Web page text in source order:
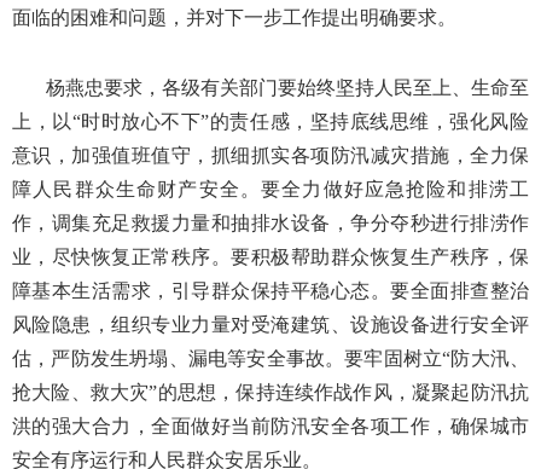
面临的困难和问题，并对下一步工作提出明确要求。
杨燕忠要求，各级有关部门要始终坚持人民至上、生命至
上，以“时时放心不下”的责任感，坚持底线思维，强化风险
意识，加强值班值守，抓细抓实各项防汛减灾措施，全力保
障人民群众生命财产安全。要全力做好应急抢险和排涝工
作，调集充足救援力量和抽排水设备，争分夺秒进行排涝作
业，尽快恢复正常秩序。要积极帮助群众恢复生产秩序，保
障基本生活需求，引导群众保持平稳心态。要全面排查整治
风险隐患，组织专业力量对受淹建筑、设施设备进行安全评
估，严防发生坍塌、漏电等安全事故。要牢固树立“防大汛、
抢大险、救大灾”的思想，保持连续作战作风，凝聚起防汛抗
洪的强大合力，全面做好当前防汛安全各项工作，确保城市
安全有序运行和人民群众安居乐业。